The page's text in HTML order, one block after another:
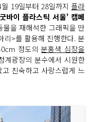
19일부터 28일까지 플라
바이 플라스틱 서울' 캠페
을 재해석한 그래픽을 만
리>를 활용해 진행한다. 분
정도의분홍색 심장을
계광장의 분수에서 시원한
친숙하고 사랑스럽게 느